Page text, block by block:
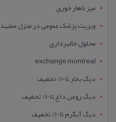
میز ناهار خوری
ویزیت پزشک عمومی در منزل مشهد
محلول خالبرداری
exchange montreal
دیگ بخار تا 10% تخفیف
دیگ روغن داغ تا 10% تخفیف
دیگ آبگرم تا 10% تخفیف